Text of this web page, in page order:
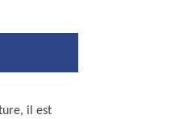
il est